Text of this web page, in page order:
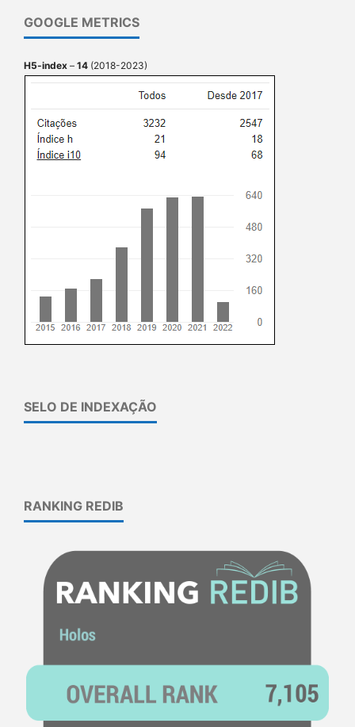
GOOGLE METRICS
H5-index – 14 (2018-2023)
SELO DE INDEXAÇÃO
RANKING REDIB